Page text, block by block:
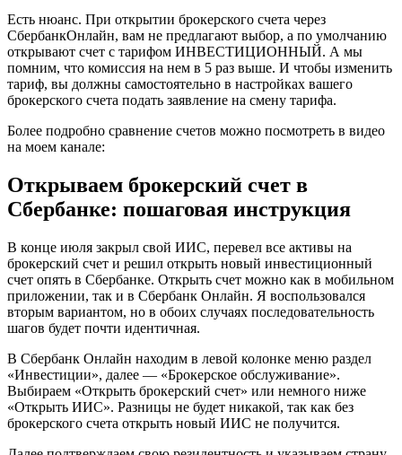
Есть нюанс. При открытии брокерского счета через
СбербанкОнлайн, вам не предлагают выбор, а по умолчанию
открывают счет с тарифом ИНВЕСТИЦИОННЫЙ. А мы
помним, что комиссия на нем в 5 раз выше. И чтобы изменить
тариф, вы должны самостоятельно в настройках вашего
брокерского счета подать заявление на смену тарифа.
Более подробно сравнение счетов можно посмотреть в видео
на моем канале:
Открываем брокерский счет в
Сбербанке: пошаговая инструкция
В конце июля закрыл свой ИИС, перевел все активы на
брокерский счет и решил открыть новый инвестиционный
счет опять в Сбербанке. Открыть счет можно как в мобильном
приложении, так и в Сбербанк Онлайн. Я воспользовался
вторым вариантом, но в обоих случаях последовательность
шагов будет почти идентичная.
В Сбербанк Онлайн находим в левой колонке меню раздел
«Инвестиции», далее — «Брокерское обслуживание».
Выбираем «Открыть брокерский счет» или немного ниже
«Открыть ИИС». Разницы не будет никакой, так как без
брокерского счета открыть новый ИИС не получится.